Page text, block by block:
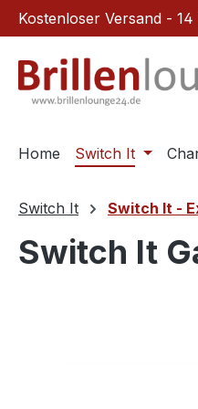
Hauptinhalt springen
Zur Suche springen
Zur Hauptnavigation
Kostenloser Versand -
Home Switch It
Switch It Switch It -
Switch It